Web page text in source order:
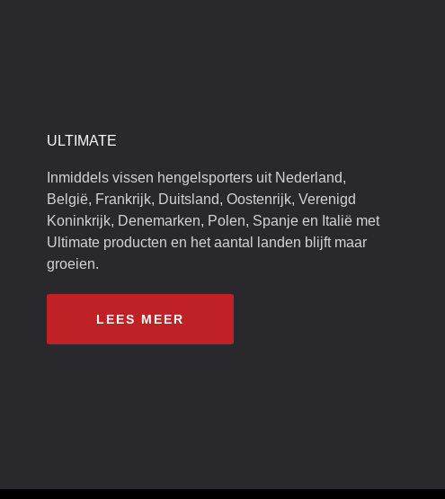
ULTIMATE
Inmiddels vissen hengelsporters uit Nederland,
België, Frankrijk, Duitsland, Oostenrijk, Verenigd
Koninkrijk, Denemarken, Polen, Spanje en Italië met
Ultimate producten en het aantal landen blijft maar
groeien.
LEES MEER